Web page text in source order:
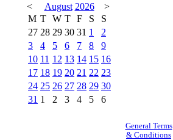
<
August 2026
>
M T W T F S
S
27 28 29 30 31 1
2
3
4 5 6 7 8
9
10 11 12 13 14 15 16
17 18 19 20 21 22 23
24 25 26 27 28 29 30
31 1 2 3 4 5 6
General Terms
& Conditions